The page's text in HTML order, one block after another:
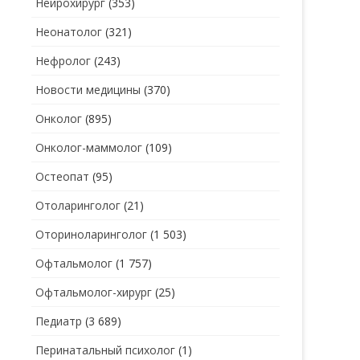
Неонатолог (321)
Нефролог (243)
Новости медицины (370)
Онколог (895)
Онколог-маммолог (109)
Остеопат (95)
Отоларинголог (21)
Оториноларинголог (1 503)
Офтальмолог (1 757)
Офтальмолог-хирург (25)
Педиатр (3 689)
Перинатальный психолог (1)